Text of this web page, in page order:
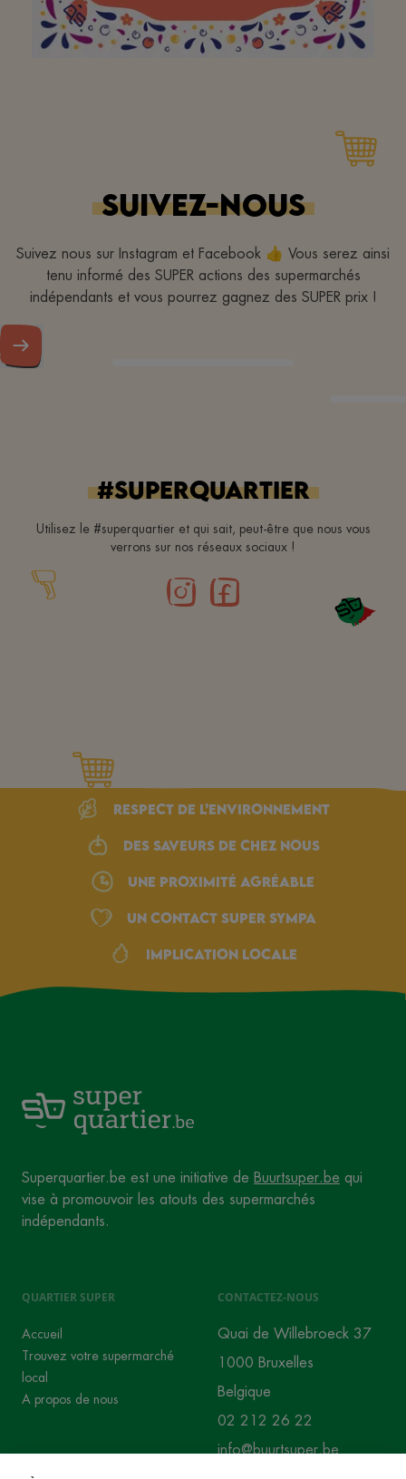
voor een propere
SUIVEZ-NOUS
Suivez nous sur Instagram et Facebook 👍 Vous serez ainsi
tenu informé des SUPER actions des supermarchés
indépendants et vous pourrez gagnez des SUPER prix !
#superquartier
Utilisez le #superquartier et qui sait, peut-être que nous vous
verrons sur nos réseaux sociaux !
Respect de l’environnement
Des saveurs de chez nous
une proximité agréable
Un Contact Super Sympa
Implication locale
Superquartier.be est une initiative de Buurtsuper.be qui
vise à promouvoir les atouts des supermarchés
indépendants.
QUARTIER SUPER
Accueil
Trouvez votre supermarché
local
A propos de nous
CONTACTEZ-NOUS
Quai de Willebroeck 37
1000 Bruxelles
Belgique
02 212 26 22
info@buurtsuper.be